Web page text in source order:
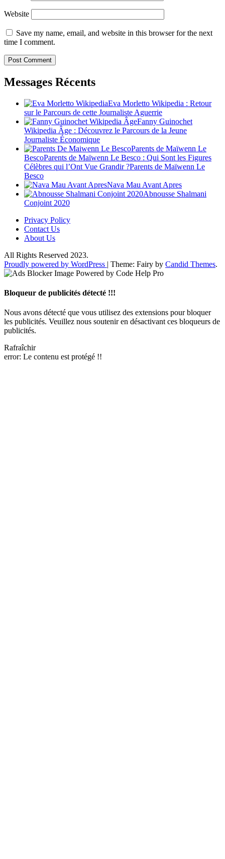
Website
Save my name, email, and website in this browser for the next
time I comment.
Messages Récents
Eva Morletto Wikipedia : Retour
sur le Parcours de cette Journaliste Aguerrie
Fanny Guinochet
Wikipedia Âge : Découvrez le Parcours de la Jeune
Journaliste Économique
Parents de Maïwenn Le
BescoParents de Maïwenn Le Besco : Qui Sont les Figures
Célèbres qui l’Ont Vue Grandir ?Parents de Maïwenn Le
Besco
Nava Mau Avant Apres
Abnousse Shalmani
Conjoint 2020
Privacy Policy
Contact Us
About Us
All Rights Reserved 2023.
Proudly powered by WordPress | Theme: Fairy by Candid Themes.
Bloqueur de publicités détecté !!!
Nous avons détecté que vous utilisez des extensions pour bloquer
les publicités. Veuillez nous soutenir en désactivant ces bloqueurs de
publicités.
Rafraîchir
error: Le contenu est protégé !!